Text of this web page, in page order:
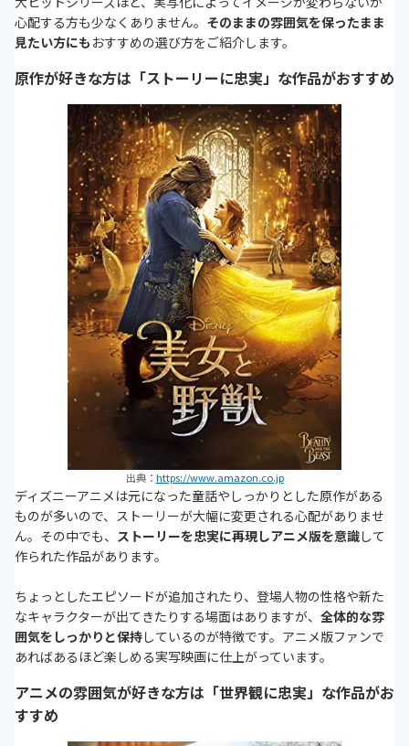
心配する方も少なくありません。 そのままの雰囲気を保ったまま
見たい方にも おすすめの選び方をご紹介します。
原作が好きな方は「ストーリーに忠実」な作品がおすすめ
出典： https://www.amazon.co.jp
ディズニーアニメは元になった童話やしっかりとした原作がある
ものが多いので、ストーリーが大幅に変更される心配がありませ
ん。その中でも、 ストーリーを忠実に再現しアニメ版を意識して
作られた作品があります。
ちょっとしたエピソードが追加されたり、登場人物の性格や新た
なキャラクターが出てきたりする場面はありますが、 全体的な雰
囲気をしっかりと保持しているのが特徴です。アニメ版ファンで
あればあるほど楽しめる実写映画に仕上がっています。
アニメの雰囲気が好きな方は「世界観に忠実」な作品がお
すすめ